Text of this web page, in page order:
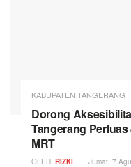
KABUPATEN TANGERANG
Dorong
Tangerang
MRT
OLEH: RIZKI Jumat, 7